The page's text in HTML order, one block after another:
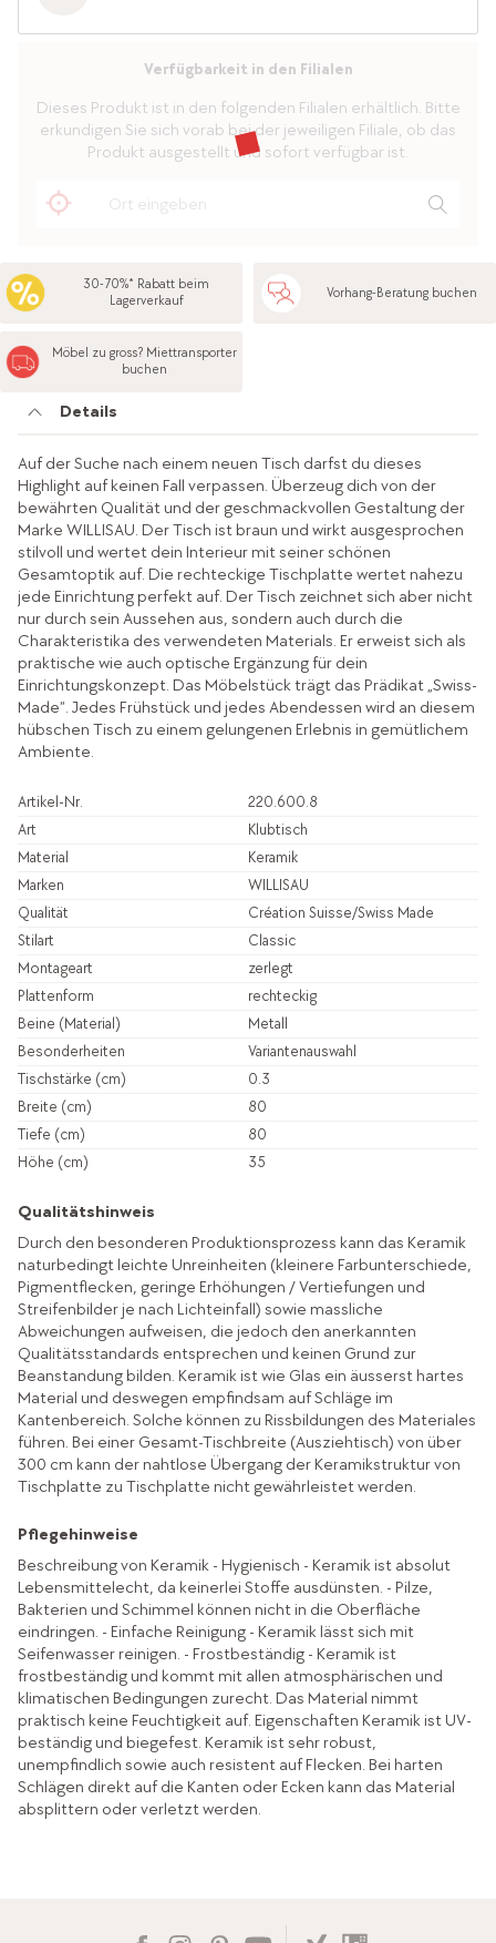
Verfügbarkeit in den Filialen
Dieses Produkt ist in den folgenden Filialen erhältlich. Bitte
erkundigen Sie sich vorab bei der jeweiligen Filiale, ob das
Produkt ausgestellt und sofort verfügbar ist.
30-70%* Rabatt beim
Lagerverkauf
Vorhang-Beratung buchen
Möbel zu gross? Miettransporter
buchen
Details
Auf der Suche nach einem neuen Tisch darfst du dieses
Highlight auf keinen Fall verpassen. Überzeug dich von der
bewährten Qualität und der geschmackvollen Gestaltung der
Marke WILLISAU. Der Tisch ist braun und wirkt ausgesprochen
stilvoll und wertet dein Interieur mit seiner schönen
Gesamtoptik auf. Die rechteckige Tischplatte wertet nahezu
jede Einrichtung perfekt auf. Der Tisch zeichnet sich aber nicht
nur durch sein Aussehen aus, sondern auch durch die
Charakteristika des verwendeten Materials. Er erweist sich als
praktische wie auch optische Ergänzung für dein
Einrichtungskonzept. Das Möbelstück trägt das Prädikat „Swiss-
Made“. Jedes Frühstück und jedes Abendessen wird an diesem
hübschen Tisch zu einem gelungenen Erlebnis in gemütlichem
Ambiente.
Artikel-Nr.
220.600.8
Art
Klubtisch
Material
Keramik
Marken
WILLISAU
Qualität
Création Suisse/Swiss Made
Stilart
Classic
Montageart
zerlegt
Plattenform
rechteckig
Beine (Material)
Metall
Besonderheiten
Variantenauswahl
Tischstärke (cm)
0.3
Breite (cm)
80
Tiefe (cm)
80
Höhe (cm)
35
Qualitätshinweis
Durch den besonderen Produktionsprozess kann das Keramik
naturbedingt leichte Unreinheiten (kleinere Farbunterschiede,
Pigmentflecken, geringe Erhöhungen / Vertiefungen und
Streifenbilder je nach Lichteinfall) sowie massliche
Abweichungen aufweisen, die jedoch den anerkannten
Qualitätsstandards entsprechen und keinen Grund zur
Beanstandung bilden. Keramik ist wie Glas ein äusserst hartes
Material und deswegen empfindsam auf Schläge im
Kantenbereich. Solche können zu Rissbildungen des Materiales
führen. Bei einer Gesamt-Tischbreite (Ausziehtisch) von über
300 cm kann der nahtlose Übergang der Keramikstruktur von
Tischplatte zu Tischplatte nicht gewährleistet werden.
Pflegehinweise
Beschreibung von Keramik - Hygienisch - Keramik ist absolut
Lebensmittelecht, da keinerlei Stoffe ausdünsten. - Pilze,
Bakterien und Schimmel können nicht in die Oberfläche
eindringen. - Einfache Reinigung - Keramik lässt sich mit
Seifenwasser reinigen. - Frostbeständig - Keramik ist
frostbeständig und kommt mit allen atmosphärischen und
klimatischen Bedingungen zurecht. Das Material nimmt
praktisch keine Feuchtigkeit auf. Eigenschaften Keramik ist UV-
beständig und biegefest. Keramik ist sehr robust,
unempfindlich sowie auch resistent auf Flecken. Bei harten
Schlägen direkt auf die Kanten oder Ecken kann das Material
absplittern oder verletzt werden.